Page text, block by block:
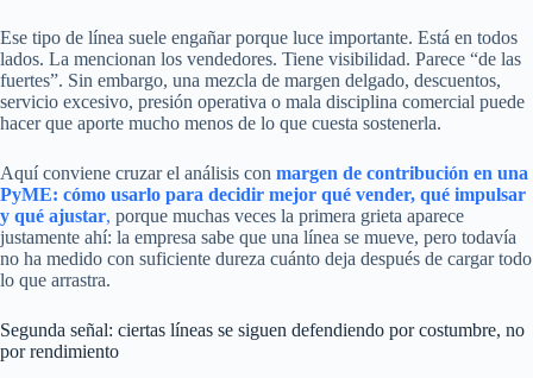
Ese tipo de línea suele engañar porque luce importante. Está en todos
lados. La mencionan los vendedores. Tiene visibilidad. Parece “de las
fuertes”. Sin embargo, una mezcla de margen delgado, descuentos,
servicio excesivo, presión operativa o mala disciplina comercial puede
hacer que aporte mucho menos de lo que cuesta sostenerla.
Aquí conviene cruzar el análisis con margen de contribución en una
PyME: cómo usarlo para decidir mejor qué vender, qué impulsar
y qué ajustar, porque muchas veces la primera grieta aparece
justamente ahí: la empresa sabe que una línea se mueve, pero todavía
no ha medido con suficiente dureza cuánto deja después de cargar todo
lo que arrastra.
Segunda señal: ciertas líneas se siguen defendiendo por costumbre, no
por rendimiento